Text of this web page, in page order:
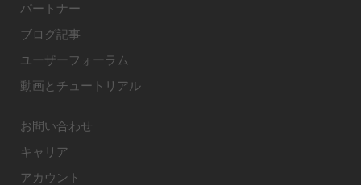
パートナー
ブログ記事
ユーザーフォーラム
動画とチュートリアル
お問い合わせ
キャリア
アカウント